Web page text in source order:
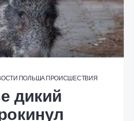
ПОЛЬША ПРОИСШЕСТВИЯ
дикий